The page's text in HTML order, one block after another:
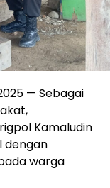
— Sebagai
Kamaludin
dengan
warga